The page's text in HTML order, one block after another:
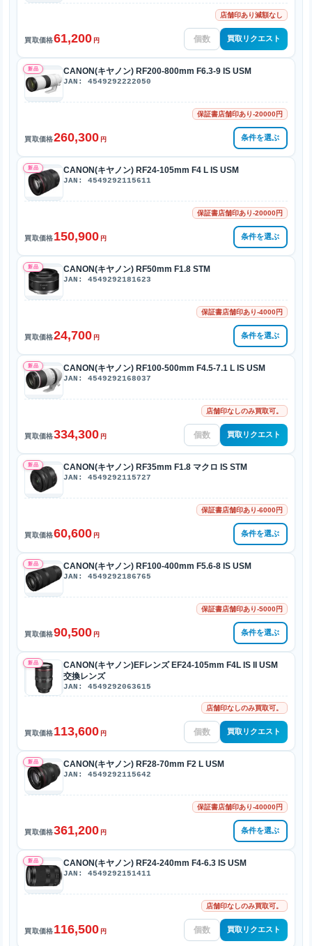
店舗印あり減額なし
買取価格61,200 円 買取リクエスト
新品 CANON(キヤノン) RF200-800mm F6.3-9 IS USM
JAN: 4549292222050
保証書店舗印あり-20000円
買取価格260,300 円 条件を選ぶ
新品 CANON(キヤノン) RF24-105mm F4 L IS USM
JAN: 4549292115611
保証書店舗印あり-20000円
買取価格150,900 円 条件を選ぶ
新品 CANON(キヤノン) RF50mm F1.8 STM
JAN: 4549292181623
保証書店舗印あり-4000円
買取価格24,700 円 条件を選ぶ
新品 CANON(キヤノン) RF100-500mm F4.5-7.1 L IS USM
JAN: 4549292168037
店舗印なしのみ買取可。
買取価格334,300 円 買取リクエスト
新品 CANON(キヤノン) RF35mm F1.8 マクロ IS STM
JAN: 4549292115727
保証書店舗印あり-6000円
買取価格60,600 円 条件を選ぶ
新品 CANON(キヤノン) RF100-400mm F5.6-8 IS USM
JAN: 4549292186765
保証書店舗印あり-5000円
買取価格90,500 円 条件を選ぶ
新品
CANON(キヤノン)EFレンズ EF24-105mm F4L IS II USM
交換レンズ
JAN: 4549292063615
店舗印なしのみ買取可。
買取価格113,600 円 買取リクエスト
新品 CANON(キヤノン) RF28-70mm F2 L USM
JAN: 4549292115642
保証書店舗印あり-40000円
買取価格361,200 円 条件を選ぶ
新品 CANON(キヤノン) RF24-240mm F4-6.3 IS USM
JAN: 4549292151411
店舗印なしのみ買取可。
買取価格116,500 円 買取リクエスト